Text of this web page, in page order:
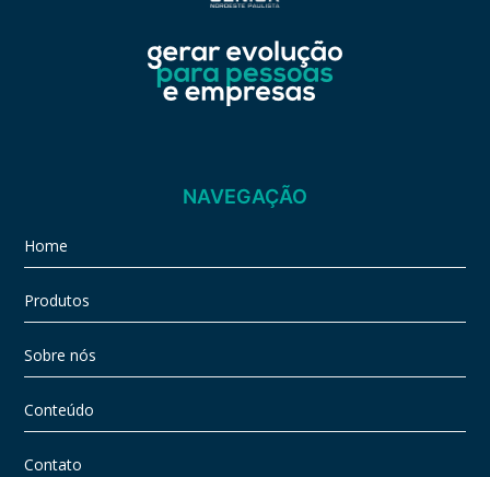
NAVEGAÇÃO
Home
Produtos
Sobre nós
Conteúdo
Contato